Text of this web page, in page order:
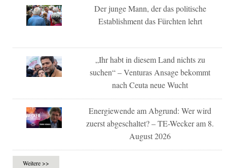
Der junge Mann, der das politische
Establishment das Fürchten lehrt
„Ihr habt in diesem Land nichts zu
suchen“ – Venturas Ansage bekommt
nach Ceuta neue Wucht
Energiewende am Abgrund: Wer wird
zuerst abgeschaltet? – TE-Wecker am 8.
August 2026
Weitere >>